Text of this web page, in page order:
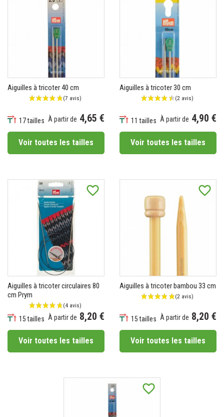
(1 avis)
Aiguilles à tricoter 40 cm
17 tailles À partir de 4,65 €
Voir toutes les tailles
Aiguilles à tricoter 30 cm
11 tailles À partir de 4,90 €
Voir toutes les tailles
favorite_border
Aiguilles à tricoter circulaires 80
cm Prym
15 tailles À partir de 8,20 €
Voir toutes les tailles
favorite_border
Aiguilles à tricoter bambou 33 cm
15 tailles À partir de 8,20 €
Voir toutes les tailles
favorite_border